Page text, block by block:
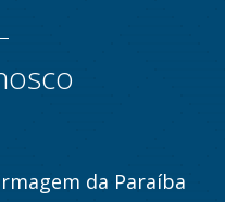
da Paraíba